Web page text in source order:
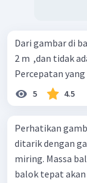
Dari gambar di
2 m ​ ,dan tidak
Percepatan
5 4.5
Perhatikan gambar! Sebuah balok mula-mula
ditarik dengan
miring. Massa
balok tepat akan